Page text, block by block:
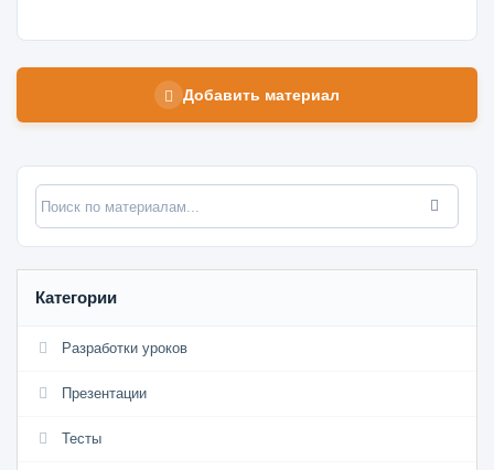
Добавить материал
Категории
Разработки уроков
Презентации
Тесты